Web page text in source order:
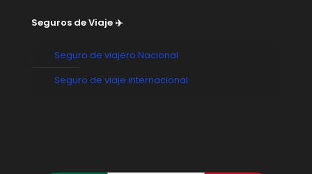
Seguros de Viaje ✈️
Seguro de viajero Nacional
Seguro de viaje internacional